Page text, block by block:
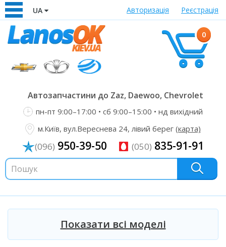
UA Авторизація Реєстрація
0
Автозапчастини до Zaz, Daewoo, Chevrolet
пн-пт 9:00–17:00 • сб 9:00–15:00 • нд вихідний
м.Київ, вул.Вереснева 24, лівий берег (карта)
(096) 950-39-50 (050) 835-91-91
Показати всі моделі